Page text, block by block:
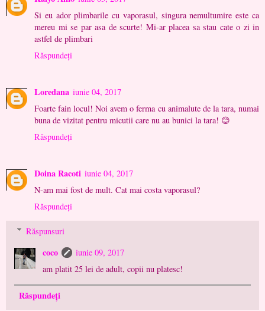
Si eu ador plimbarile cu vaporasul, singura nemultumire este ca
mereu mi se par asa de scurte! Mi-ar placea sa stau cate o zi in
astfel de plimbari
Răspundeți
Loredana iunie 04, 2017
Foarte fain locul! Noi avem o ferma cu animalute de la tara, numai
buna de vizitat pentru micutii care nu au bunici la tara! 😊
Răspundeți
Doina Racoti iunie 04, 2017
N-am mai fost de mult. Cat mai costa vaporasul?
Răspundeți
Răspunsuri
coco
iunie 09, 2017
am platit 25 lei de adult, copii nu platesc!
Răspundeți